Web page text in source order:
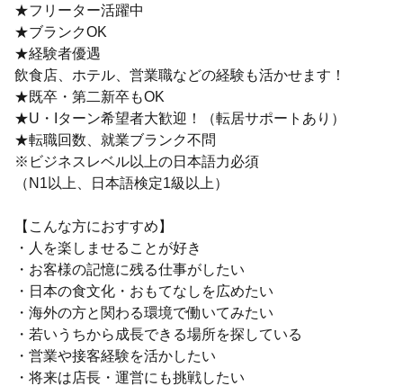
★フリーター活躍中
★ブランクOK
★経験者優遇
飲食店、ホテル、営業職などの経験も活かせます！
★既卒・第二新卒もOK
★U・Iターン希望者大歓迎！（転居サポートあり）
★転職回数、就業ブランク不問
※ビジネスレベル以上の日本語力必須
（N1以上、日本語検定1級以上）
【こんな方におすすめ】
・人を楽しませることが好き
・お客様の記憶に残る仕事がしたい
・日本の食文化・おもてなしを広めたい
・海外の方と関わる環境で働いてみたい
・若いうちから成長できる場所を探している
・営業や接客経験を活かしたい
・将来は店長・運営にも挑戦したい